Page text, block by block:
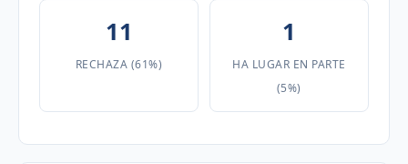
11
RECHAZA (61%)
1
HA LUGAR EN PARTE
(5%)